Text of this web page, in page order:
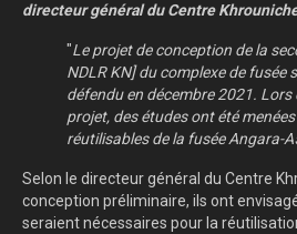
directeur général du Centre
"Le projet de conception de la
NDLR KN] du complexe de fusée
défendu en décembre 2021.
projet, des études ont été
réutilisables de la fusée Angara-
Selon le directeur général du Centre
conception préliminaire, ils ont
seraient nécessaires pour la